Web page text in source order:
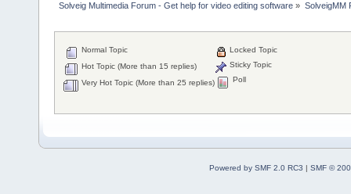
Solveig Multimedia Forum - Get help for video editing software » SolveigMM
Normal Topic
Hot Topic (More than 15 replies)
Very Hot Topic (More than 25 replies)
Locked Topic
Sticky Topic
Poll
Powered by SMF 2.0 RC3 | SMF ©